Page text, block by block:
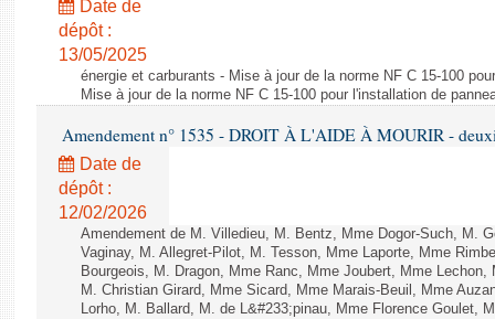
Date de
dépôt :
13/05/2025
énergie et carburants - Mise à jour de la norme NF C 15-100
Mise à jour de la norme NF C 15-100 pour l'installation de
Amendement n° 1535 - DROIT À L'AIDE À MOURIR -
Date de
dépôt :
12/02/2026
Amendement de M. Villedieu, M. Bentz, Mme Dogor-Such, M.
Vaginay, M. Allegret-Pilot, M. Tesson, Mme Laporte, Mme
Bourgeois, M. Dragon, Mme Ranc, Mme Joubert, Mme
M. Christian Girard, Mme Sicard, Mme Marais-Beuil, Mme
Lorho, M. Ballard, M. de L&#233;pinau, Mme Florence Goulet,